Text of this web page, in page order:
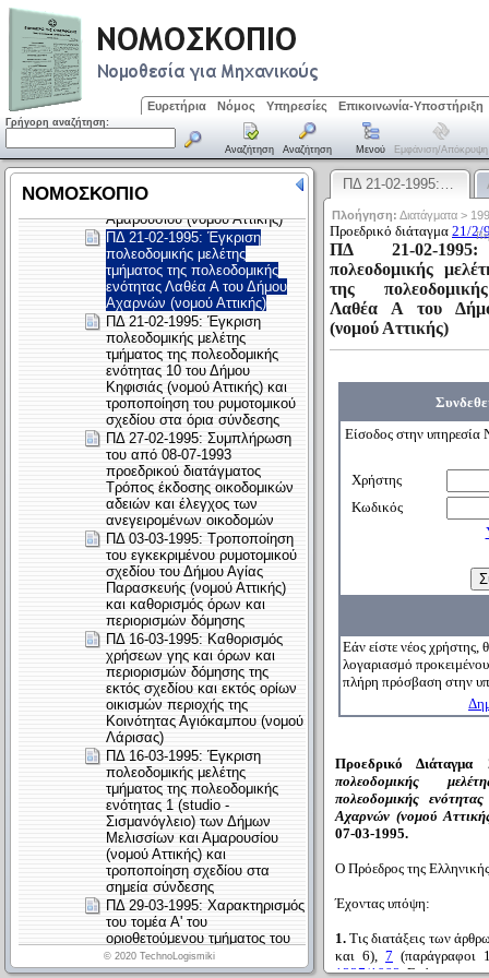
Ευρετήρια Νόμος Υπηρεσίες Επικοινωνία-Υποστήριξη
Γρήγορη αναζήτηση:
Αναζήτηση Αναζήτηση Μενού Εμφάνιση/απόκρυψη
ΠΔ 21-02-1995:…